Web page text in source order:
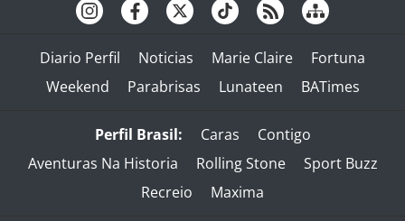
Diario Perfil Noticias Marie Claire
Fortuna
Weekend
Parabrisas Lunateen BATimes
Perfil Brasil: Caras
Contigo
Aventuras Na Historia
Rolling Stone
Sport Buzz
Recreio
Maxima